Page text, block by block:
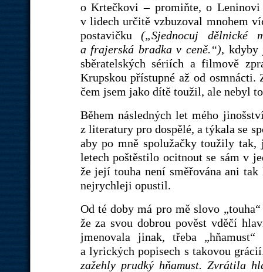
o Krtečkovi – promiňte, o
v lidech určitě vzbuzoval mnohem
postavičku(„Sjednocuj dělnické
a frajerská bradka v ceně.“), kdyby
sběratelských sériích a filmově
Krupskou přístupné až od
čem jsem jako dítě toužil, ale nebyl
Během následných let mého
z literatury pro dospělé, a týkala se
aby po mně spolužačky toužily
letech poštěstilo ocitnout se sám v
že její touha není směřována ani
nejrychleji opustil.
Od té doby má pro mě slovo
že za svou dobrou pověst vděčí
jmenovala jinak, třeba
a lyrických popisech s takovou
zažehly prudký hňamust. Zvrátila